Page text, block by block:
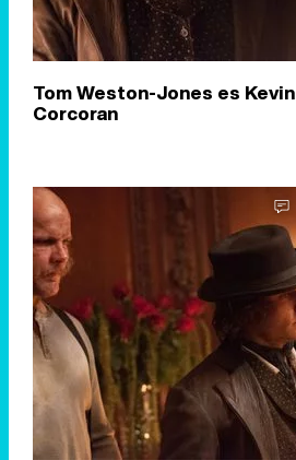
Tom Weston-Jones es Kevin
Corcoran